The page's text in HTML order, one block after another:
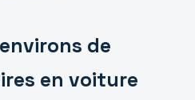
de
en voiture